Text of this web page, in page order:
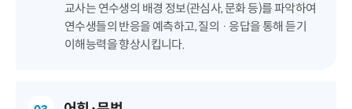
교사는 연수생의 배경 정보(관심사, 문화 등)를 파악하여
연수생들의 반응을 예측하고, 질의 · 응답을 통해 듣기
이해능력을 향상시킵니다.